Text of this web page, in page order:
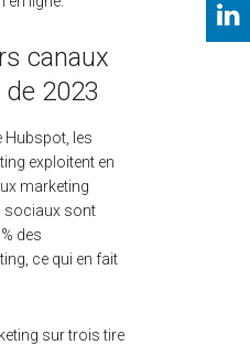
canaux
2023
Hubspot, les
exploitent en
marketing
sociaux sont
des
ce qui en fait
sur trois tire